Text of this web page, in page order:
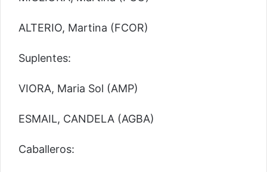
ALTERIO, Martina (FCOR)
Suplentes:
VIORA, Maria Sol (AMP)
ESMAIL, CANDELA (AGBA)
Caballeros: